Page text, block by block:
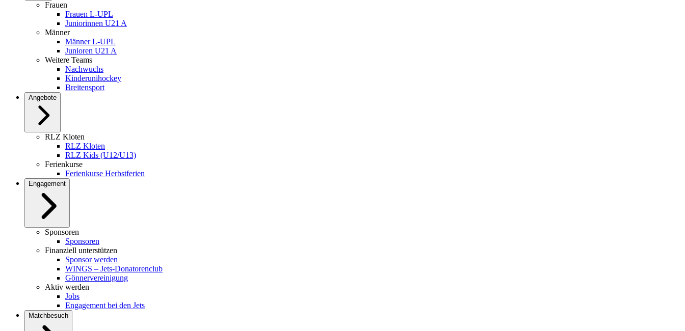
Frauen
Frauen L-UPL
Juniorinnen U21 A
Männer
Männer L-UPL
Junioren U21 A
Weitere Teams
Nachwuchs
Kinderunihockey
Breitensport
Angebote
RLZ Kloten
RLZ Kloten
RLZ Kids (U12/U13)
Ferienkurse
Ferienkurse Herbstferien
Engagement
Sponsoren
Sponsoren
Finanziell unterstützen
Sponsor werden
WINGS – Jets-Donatorenclub
Gönnervereinigung
Aktiv werden
Jobs
Engagement bei den Jets
Matchbesuch